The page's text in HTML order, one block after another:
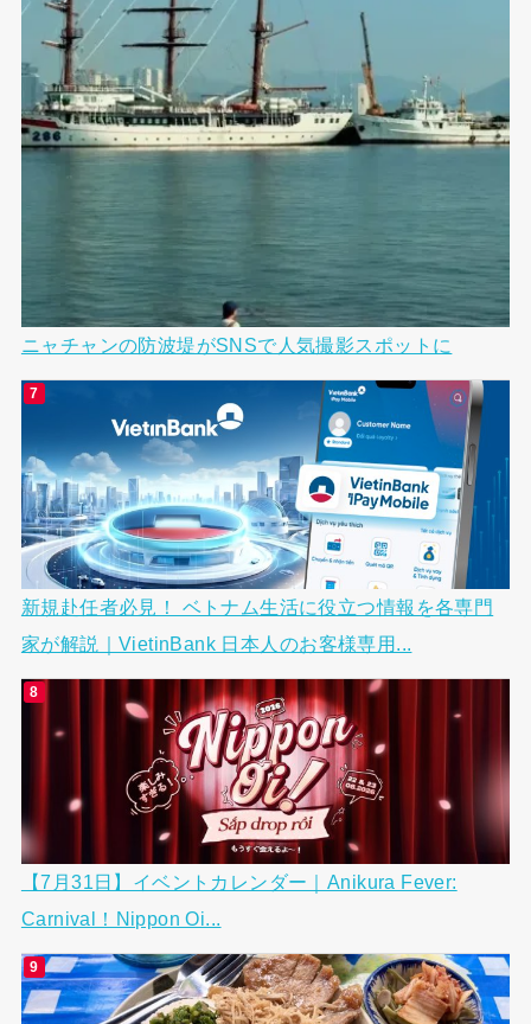
ニャチャンの防波堤がSNSで人気撮影スポットに
新規赴任者必見！ ベトナム生活に役立つ情報を各専門
家が解説｜VietinBank 日本人のお客様専用...
【7月31日】イベントカレンダー｜Anikura Fever:
Carnival！Nippon Oi...